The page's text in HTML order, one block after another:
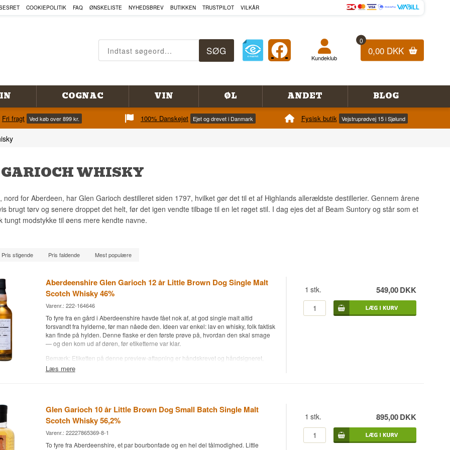
COOKIEPOLITIK FAQ ØNSKELISTE NYHEDSBREV BUTIKKEN TRUSTPILOT VILKÅR
0
0,00 DKK
Kundeklub
COGNAC VIN ØL ANDET BLOG
Fri fragt Ved køb over 899 kr. 100% Danskejet Ejet og drevet i Danmark Fysisk butik Vejstruprødvej 15 i Sjølund
WHISKY
nord for Aberdeen, har Glen Garioch destilleret siden 1797, hvilket gør det til et af Highlands allerældste destillerier. Gennem årene
brugt tørv og senere droppet det helt, før det igen vendte tilbage til en let røget stil. I dag ejes det af Beam Suntory og står som et
tungt modstykke til øens mere kendte navne.
Pris stigende Pris faldende Mest populære
Aberdeenshire Glen Garioch 12 år Little Brown Dog Single Malt
Scotch Whisky 46%
Varenr.: 222-164646
To fyre fra en gård i Aberdeenshire havde fået nok af, at god single malt altid
forsvandt fra hylderne, før man nåede den. Ideen var enkel: lav en whisky, folk faktisk
kan finde på hylden. Denne flaske er den første prøve på, hvordan den skal smage
— og den kom ud af døren, før etiketterne var klar.
Bemærk: Etiketten på denne preview-aftapning er håndskrevet og håndsigneret,
fordi de trykte etiketter ikke nåede frem i tid. Kommende batches får det endelige
design.
Aberdeenshire Glen Garioch 12 år Little Brown Dog er en Highland Single Malt
Scotch Whisky, modnet på 60% førstegangsfyldte bourbonfade og 40% Pedro
Ximénez- og Oloroso-sherryfade og aftappet ved 46%. Den er destilleret på Glen
Garioch i 2013, aftappet i 2025 af Little Brown Dog og begrænset til 500
håndnummererede flasker.
Læs mere
1 stk. 549,00DKK
Glen Garioch 10 år Little Brown Dog Small Batch Single Malt
Scotch Whisky 56,2%
Varenr.: 22227865369-8-1
To fyre fra Aberdeenshire, et par bourbonfade og en hel del tålmodighed. Little
1 stk. 895,00DKK